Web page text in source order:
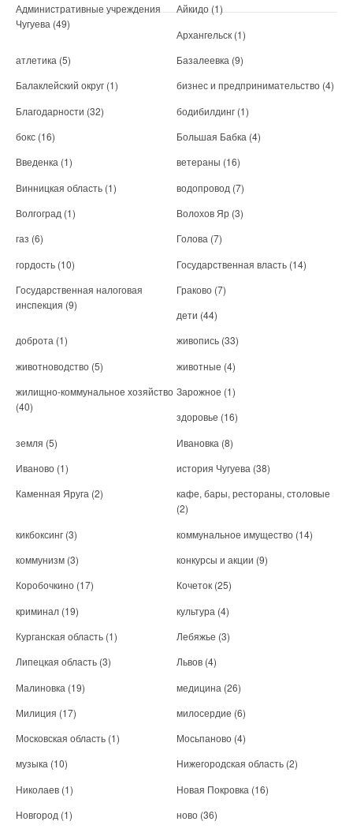
Административные учреждения
Чугуева (49)
Айкидо (1)
Архангельск (1)
атлетика (5) Базалеевка (9)
Балаклейский округ (1) бизнес и предпринимательство (4)
Благодарности (32) бодибилдинг (1)
бокс (16) Большая Бабка (4)
Введенка (1) ветераны (16)
Винницкая область (1) водопровод (7)
Волгоград (1) Волохов Яр (3)
газ (6) Голова (7)
гордость (10) Государственная власть (14)
Государственная налоговая
инспекция (9)
Граково (7)
дети (44)
доброта (1) живопись (33)
животноводство (5) животные (4)
жилищно-коммунальное хозяйство
(40)
Зарожное (1)
здоровье (16)
земля (5) Ивановка (8)
Иваново (1) история Чугуева (38)
Каменная Яруга (2)
кафе, бары, рестораны, столовые
(2)
кикбоксинг (3) коммунальное имущество (14)
коммунизм (3) конкурсы и акции (9)
Коробочкино (17) Кочеток (25)
криминал (19) культура (4)
Курганская область (1) Лебяжье (3)
Липецкая область (3) Львов (4)
Малиновка (19) медицина (26)
Милиция (17) милосердие (6)
Московская область (1) Мосьпаново (4)
музыка (10) Нижегородская область (2)
Николаев (1) Новая Покровка (16)
Новгород (1) ново (36)